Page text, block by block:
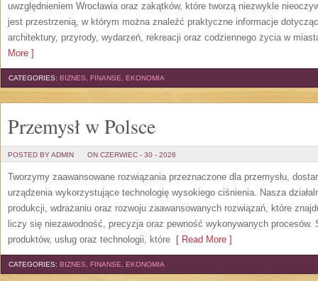
uwzględnieniem Wrocławia oraz zakątków, które tworzą niezwykle
jest przestrzenią, w którym można znaleźć praktyczne informacje
architektury, przyrody, wydarzeń, rekreacji oraz codziennego życia w
More ]
CATEGORIES: BIZNES, FINANSE, EKONOMIA
Przemysł w Polsce
POSTED BY ADMIN ON CZERWIEC - 30 - 2026
Tworzymy zaawansowane rozwiązania przeznaczone dla przemysłu,
urządzenia wykorzystujące technologię wysokiego ciśnienia. Nasza
produkcji, wdrażaniu oraz rozwoju zaawansowanych rozwiązań, które
liczy się niezawodność, precyzja oraz pewność wykonywanych procesów.
produktów, usług oraz technologii, które [ Read More ]
CATEGORIES: BIZNES, FINANSE, EKONOMIA